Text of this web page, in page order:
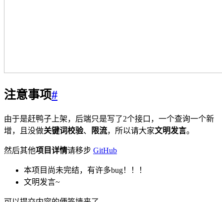
注意事项#
由于是赶鸭子上架，后端只是写了2个接口，一个查询一个新
增，且没做关键词校验、 限流，所以请大家文明发言。
然后其他项目详情请移步 GitHub
本项目尚未完结，有许多bug！！！
文明发言~